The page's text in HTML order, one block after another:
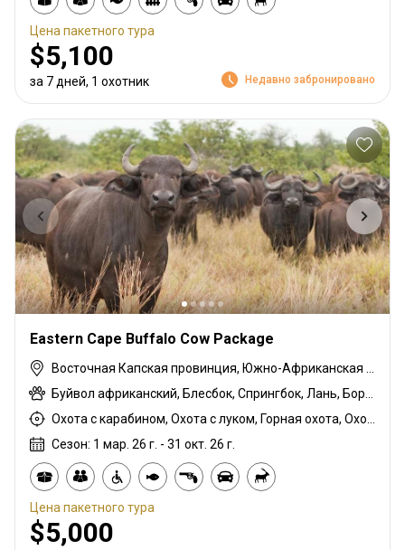
Цена пакетного тура
$5,100
за 7 дней, 1 охотник Недавно забронировано
Eastern Cape Buffalo Cow Package
Сезон: 1 мар. 26 г. - 31 окт. 26 г.
Цена пакетного тура
$5,000